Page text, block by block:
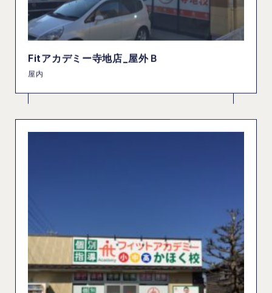
Fitアカデミー寺地店_屋外Ｂ
屋内